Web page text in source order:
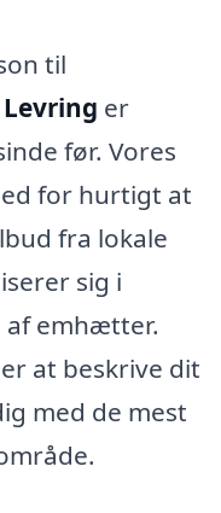
til
er
før. Vores
for hurtigt at
fra lokale
sig i
emhætter.
at beskrive dit
med de mest